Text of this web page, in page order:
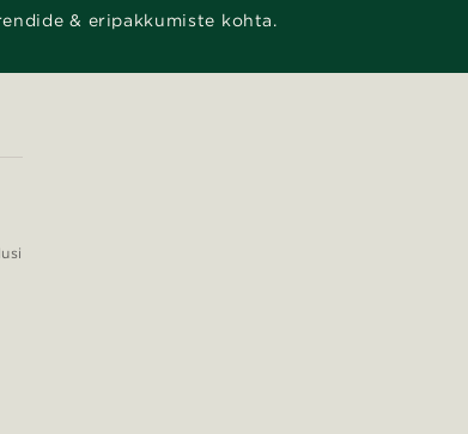
& eripakkumiste kohta.